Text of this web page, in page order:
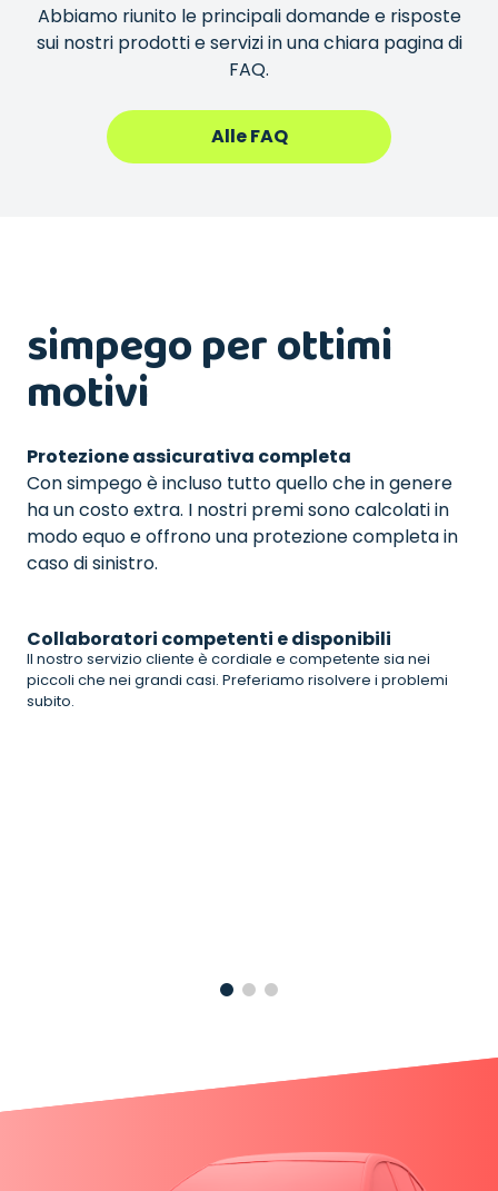
Abbiamo riunito le principali domande e risposte
sui nostri prodotti e servizi in una chiara pagina di
FAQ.
Alle FAQ
simpego per ottimi
motivi
Protezione assicurativa completa
Con simpego è incluso tutto quello che in genere
ha un costo extra. I nostri premi sono calcolati in
modo equo e offrono una protezione completa in
caso di sinistro.
Collaboratori competenti e disponibili
Il nostro servizio cliente è cordiale e competente sia nei
piccoli che nei grandi casi. Preferiamo risolvere i problemi
subito.